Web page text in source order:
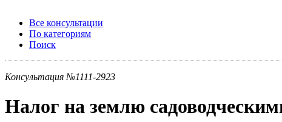
Все консультации
По категориям
Поиск
Консультация №1111-2923
Налог на землю